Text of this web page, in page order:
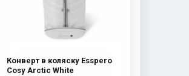
Конверт в коляску Esspero
Cosy Arctic White